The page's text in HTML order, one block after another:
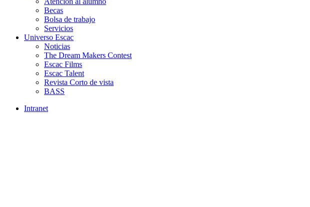
Becas
Bolsa de trabajo
Servicios
Universo Escac
Noticias
The Dream Makers Contest
Escac Films
Escac Talent
Revista Corto de vista
BASS
Intranet